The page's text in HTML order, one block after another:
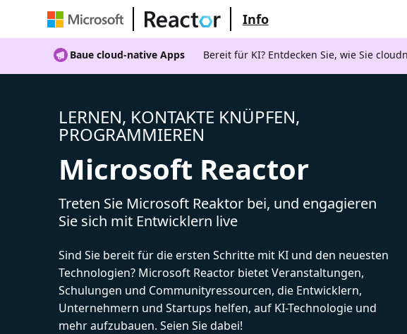
Info
Baue cloud-native Apps Bereit für KI? Entdecken Sie, wie Sie
LERNEN, KONTAKTE KNÜPFEN,
PROGRAMMIEREN
Microsoft Reactor
Treten Sie Microsoft Reaktor bei, und engagieren
Sie sich mit Entwicklern live
Sind Sie bereit für die ersten Schritte mit KI und den neuesten
Technologien? Microsoft Reactor bietet Veranstaltungen,
Schulungen und Communityressourcen, die Entwicklern,
Unternehmern und Startups helfen, auf KI-Technologie und
mehr aufzubauen. Seien Sie dabei!